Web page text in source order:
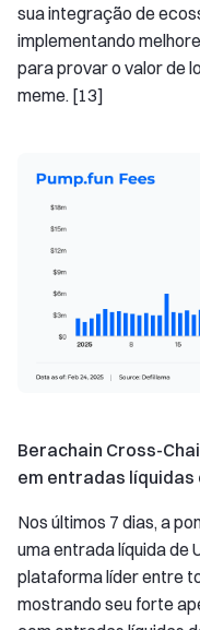
sua integração de
implementando
para provar o valor de
meme. [13]
Berachain Cross-
em entradas líquidas
Nos últimos 7 dias, a
uma entrada líquida de
plataforma líder entre
mostrando seu forte